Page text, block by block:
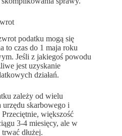
podatku mogą się
to czas do 1 maja roku
Jeśli z jakiegoś powodu
jest uzyskanie
działań.
zależy od wielu
skarbowego i
większość
3-4 miesięcy, ale w
dłużej.